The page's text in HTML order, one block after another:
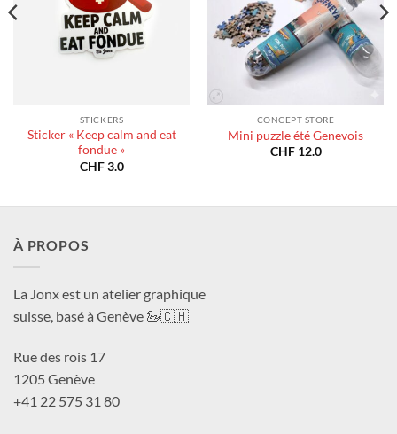
STICKERS
Sticker « Keep calm and eat
fondue »
CHF3.0
CONCEPT STORE
Mini puzzle été Genevois
CHF12.0
À PROPOS
La Jonx est un atelier graphique
suisse, basé à Genève 🦢🇨🇭
Rue des rois 17
1205 Genève
+41 22 575 31 80